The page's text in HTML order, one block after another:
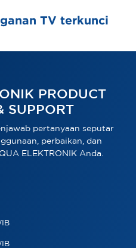
TV terkunci
PRODUCT
SUPPORT
pertanyaan seputar
perbaikan, dan
ELEKTRONIK Anda.